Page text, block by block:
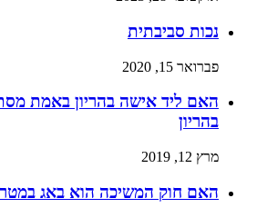
נכות סביבתית
פברואר 15, 2020
האם ליד אישה בהריון באמת
בהריון
מרץ 12, 2019
האם חוק המשיכה הוא באג